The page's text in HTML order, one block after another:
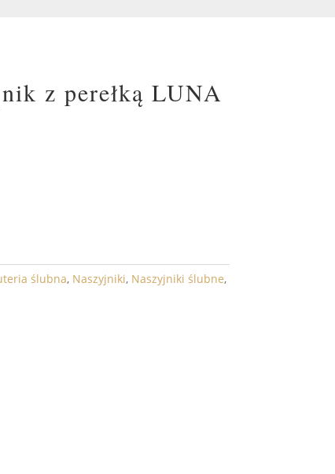
z perełką LUNA
ślubna, Naszyjniki, Naszyjniki ślubne,